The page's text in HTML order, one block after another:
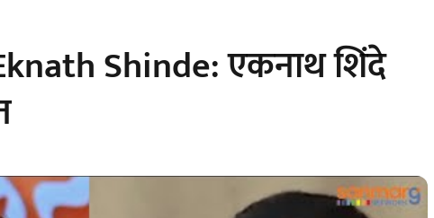
Shinde: एकनाथ शिंदे